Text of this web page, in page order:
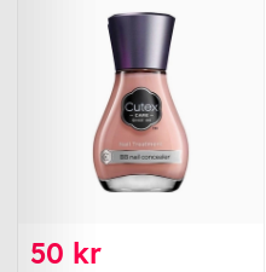
50 kr